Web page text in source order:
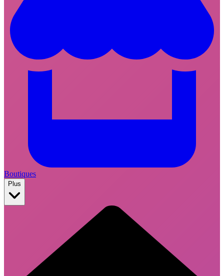
Boutiques
Plus